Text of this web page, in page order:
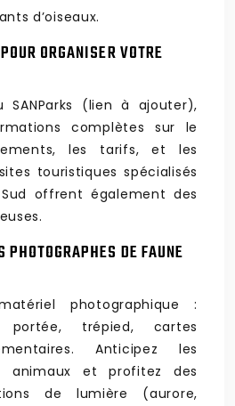
d’oiseaux.
ORGANISER VOTRE
(lien à ajouter),
complètes sur le
les tarifs, et les
touristiques spécialisés
offrent également des
PHOTOGRAPHES DE FAUNE
photographique :
trépied, cartes
Anticipez les
animaux et profitez des
de lumière (aurore,